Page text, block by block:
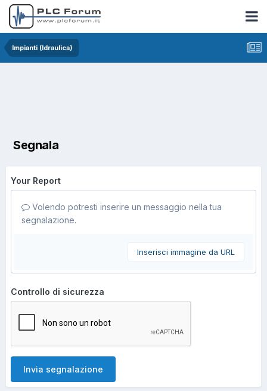
Impianti (Idraulica)
Segnala
Your Report
Volendo potresti inserire un messaggio nella tua
segnalazione.
Inserisci immagine da URL
Controllo di sicurezza
Invia segnalazione